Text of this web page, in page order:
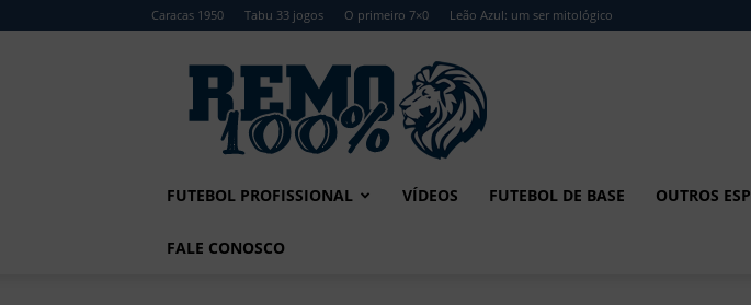
Caracas 1950 Tabu 33 jogos O primeiro 7×0 Leão Azul: um ser mitológico
Remo
FUTEBOL PROFISSIONAL VÍDEOS FUTEBOL DE BASE OUTROS
FALE CONOSCO